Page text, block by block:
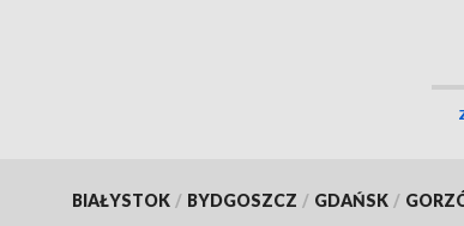
BIAŁYSTOK / BYDGOSZCZ / GDAŃSK /